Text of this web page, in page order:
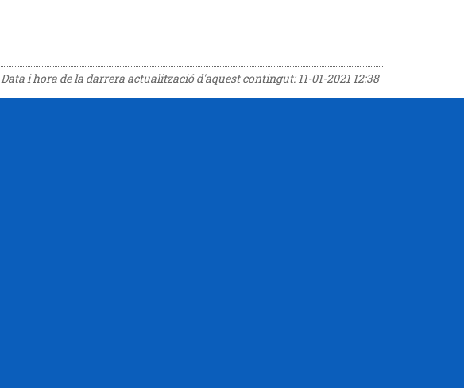
Data i hora de la darrera actualització d'aquest contingut:11-01-2021 12:38